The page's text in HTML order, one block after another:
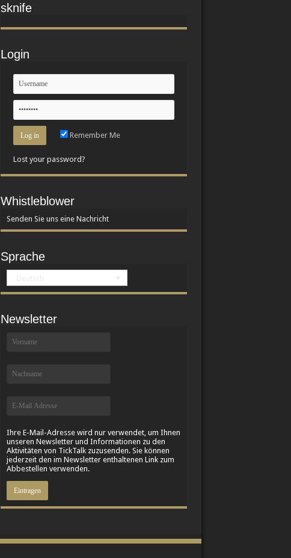
sknife
Login
Remember Me
Lost your password?
Whistleblower
Senden Sie uns eine Nachricht
Sprache
Newsletter
Ihre E-Mail-Adresse wird nur verwendet, um Ihnen
unseren Newsletter und Informationen zu den
Aktivitäten von TickTalk zuzusenden. Sie können
jederzeit den im Newsletter enthaltenen Link zum
Abbestellen verwenden.